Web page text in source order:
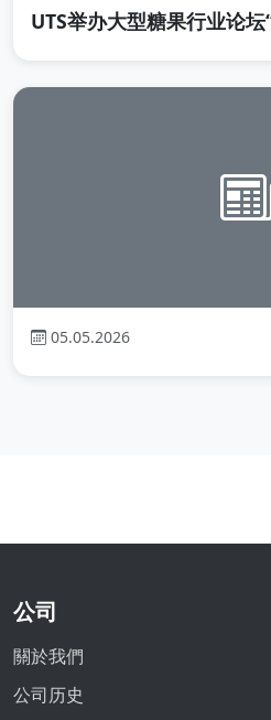
UTS举办大型糖果行业论坛
05.05.2026
公司
關於我們
公司历史